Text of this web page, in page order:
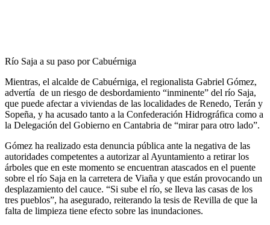
Río Saja a su paso por Cabuérniga
Mientras, el alcalde de Cabuérniga, el regionalista Gabriel Gómez,
advertía de un riesgo de desbordamiento “inminente” del río Saja,
que puede afectar a viviendas de las localidades de Renedo, Terán y
Sopeña, y ha acusado tanto a la Confederación Hidrográfica como a
la Delegación del Gobierno en Cantabria de “mirar para otro lado”.
Gómez ha realizado esta denuncia pública ante la negativa de las
autoridades competentes a autorizar al Ayuntamiento a retirar los
árboles que en este momento se encuentran atascados en el puente
sobre el río Saja en la carretera de Viaña y que están provocando un
desplazamiento del cauce. “Si sube el río, se lleva las casas de los
tres pueblos”, ha asegurado, reiterando la tesis de Revilla de que la
falta de limpieza tiene efecto sobre las inundaciones.